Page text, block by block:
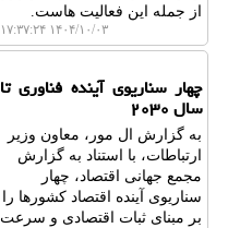
از جمله این فعالیت هاست.
۱۴۰۴/۱۰/۰۳ ۱۷:۳۷:۲۴
چهار سناریوی آینده فناوری تا
سال ۲۰۳۰
به گزارش ال مور، معاون وزیر
ارتباطات، با استناد به گزارش
مجمع جهانی اقتصاد، چهار
سناریوی آینده اقتصاد کشورها را
بر مبنای ثبات اقتصادی و سرعت